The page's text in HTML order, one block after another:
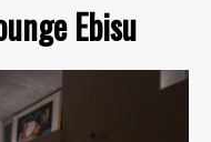
Ebisu